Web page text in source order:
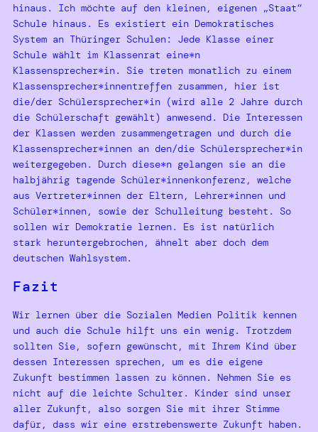
hinaus. Ich möchte auf den kleinen, eigenen „Staat“
Schule hinaus. Es existiert ein Demokratisches
System an Thüringer Schulen: Jede Klasse einer
Schule wählt im Klassenrat eine*n
Klassensprecher*in. Sie treten monatlich zu einem
Klassensprecher*innentreffen zusammen, hier ist
die/der Schülersprecher*in (wird alle 2 Jahre durch
die Schülerschaft gewählt) anwesend. Die Interessen
der Klassen werden zusammengetragen und durch die
Klassensprecher*innen an den/die Schülersprecher*in
weitergegeben. Durch diese*n gelangen sie an die
halbjährig tagende Schüler*innenkonferenz, welche
aus Vertreter*innen der Eltern, Lehrer*innen und
Schüler*innen, sowie der Schulleitung besteht. So
sollen wir Demokratie lernen. Es ist natürlich
stark heruntergebrochen, ähnelt aber doch dem
deutschen Wahlsystem.
Fazit
Wir lernen über die Sozialen Medien Politik kennen
und auch die Schule hilft uns ein wenig. Trotzdem
sollten Sie, sofern gewünscht, mit Ihrem Kind über
dessen Interessen sprechen, um es die eigene
Zukunft bestimmen lassen zu können. Nehmen Sie es
nicht auf die leichte Schulter. Kinder sind unser
aller Zukunft, also sorgen Sie mit ihrer Stimme
dafür, dass wir eine erstrebenswerte Zukunft haben.